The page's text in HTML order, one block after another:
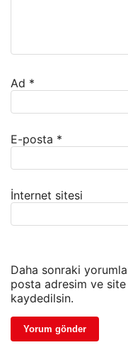
Ad *
E-posta *
İnternet sitesi
Daha sonraki
posta adresim ve site
kaydedilsin.